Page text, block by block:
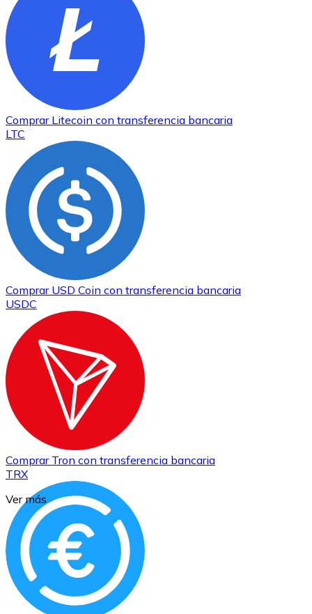
Comprar Litecoin con transferencia bancaria
LTC
Comprar USD Coin con transferencia bancaria
USDC
Comprar Tron con transferencia bancaria
TRX
Ver más